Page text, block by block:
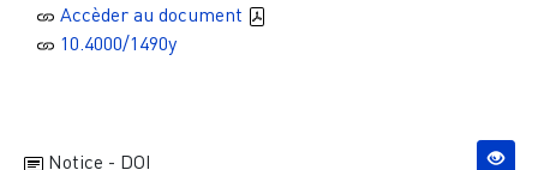
Accèder au document
10.4000/1490y
Notice - DOI